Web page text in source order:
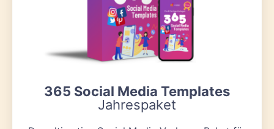
365 Social Media Templates
Jahrespaket